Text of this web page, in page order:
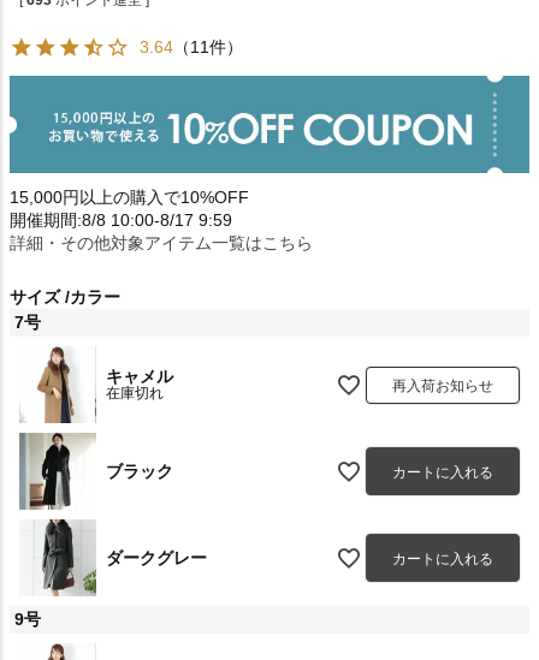
3.64 （11件）
15,000円以上の購入で10%OFF
開催期間:8/8 10:00-8/17 9:59
詳細・その他対象アイテム一覧はこちら
サイズ カラー
7号
キャメル
在庫切れ 再入荷お知らせ
ブラック カートに入れる
ダークグレー カートに入れる
9号